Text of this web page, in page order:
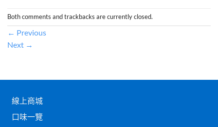
Both comments and trackbacks are currently closed.
← Previous
Next →
線上商城
口味一覽